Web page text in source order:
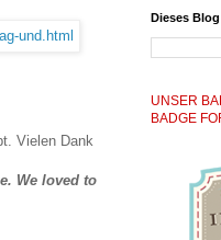
Vielen Dank
We loved to
Dieses
UNSER
BADGE